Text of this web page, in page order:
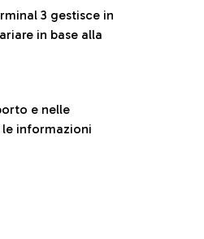
3 gestisce in
in base alla
e nelle
informazioni